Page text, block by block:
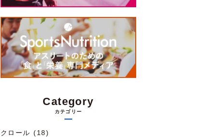
Category
カテゴリー
クロール (18)